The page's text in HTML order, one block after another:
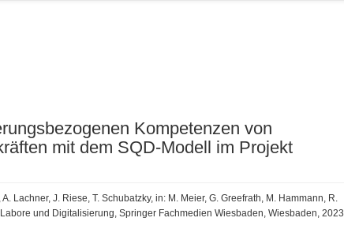
Kompetenzen von
mit dem SQD-Modell im Projekt
Lachner, J. Riese, T. Schubatzky, in: M. Meier, G. Greefrath, M. Hammann, R.
und Digitalisierung, Springer Fachmedien Wiesbaden, Wiesbaden, 2023,